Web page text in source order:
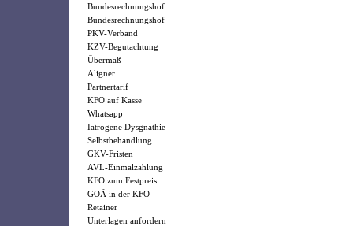
Bundesrechnungshof
Bundesrechnungshof
PKV-Verband
KZV-Begutachtung
Übermaß
Aligner
Partnertarif
KFO auf Kasse
Whatsapp
Iatrogene Dysgnathie
Selbstbehandlung
GKV-Fristen
AVL-Einmalzahlung
KFO zum Festpreis
GOÄ in der KFO
Retainer
Unterlagen anfordern